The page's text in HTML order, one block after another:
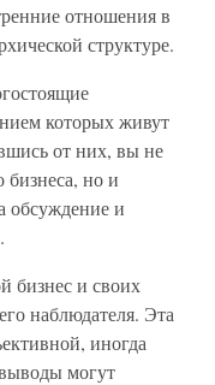
отношения в
структуре.
которых живут
от них, вы не
бизнеса, но и
обсуждение и
бизнес и своих
наблюдателя. Эта
иногда
могут